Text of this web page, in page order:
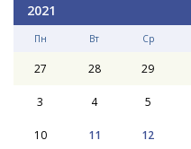
2021
Пн Вт Ср
27 28 29
3 4 5
10 11 12